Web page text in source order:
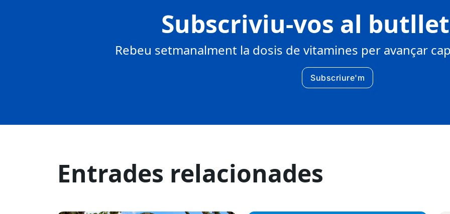
Subscriviu-vos al
Rebeu setmanalment la dosis de vitamines per avançar
Subscriure'm
Entrades relacionades